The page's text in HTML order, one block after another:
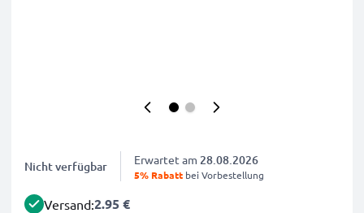
Nicht verfügbar Erwartet am 28.08.2026
5% Rabatt bei Vorbestellung
Versand:2.95 €